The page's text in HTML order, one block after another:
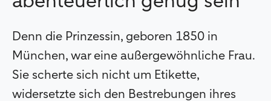
Denn die Prinzessin, geboren 1850 in
München, war eine außergewöhnliche Frau.
Sie scherte sich nicht um Etikette,
widersetzte sich den Bestrebungen ihres